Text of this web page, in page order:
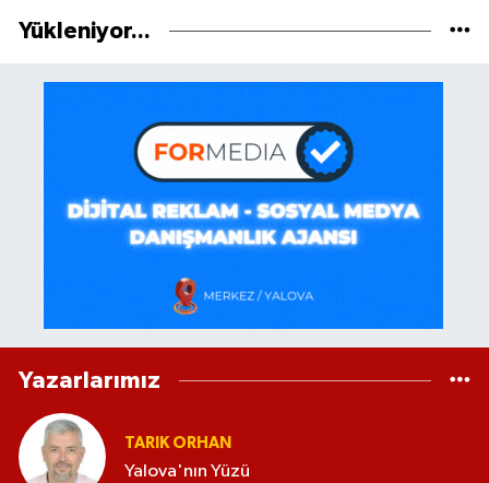
Yükleniyor...
Yazarlarımız
TARIK ORHAN
Yalova'nın Yüzü